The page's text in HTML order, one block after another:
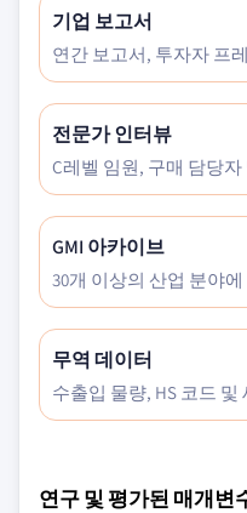
기업 보고서
연간 보고서, 투자자 프
전문가 인터뷰
C레벨 임원, 구매 담당
GMI 아카이브
30개 이상의 산업 분야
무역 데이터
수출입 물량, HS 코드 및
연구 및 평가된 매개변